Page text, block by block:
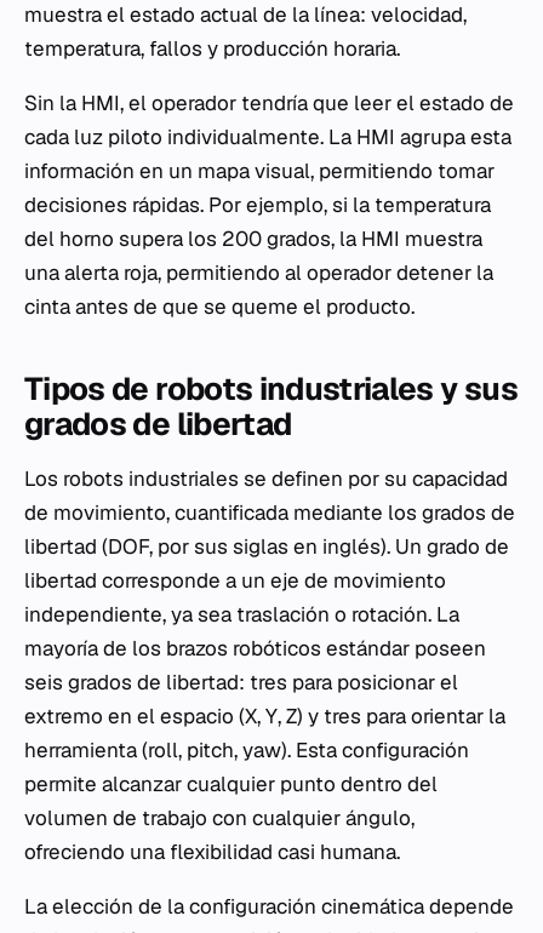
muestra el estado actual de la línea: velocidad,
temperatura, fallos y producción horaria.
Sin la HMI, el operador tendría que leer el estado de
cada luz piloto individualmente. La HMI agrupa esta
información en un mapa visual, permitiendo tomar
decisiones rápidas. Por ejemplo, si la temperatura
del horno supera los 200 grados, la HMI muestra
una alerta roja, permitiendo al operador detener la
cinta antes de que se queme el producto.
Tipos de robots industriales y sus
grados de libertad
Los robots industriales se definen por su capacidad
de movimiento, cuantificada mediante los grados de
libertad (DOF, por sus siglas en inglés). Un grado de
libertad corresponde a un eje de movimiento
independiente, ya sea traslación o rotación. La
mayoría de los brazos robóticos estándar poseen
seis grados de libertad: tres para posicionar el
extremo en el espacio (X, Y, Z) y tres para orientar la
herramienta (roll, pitch, yaw). Esta configuración
permite alcanzar cualquier punto dentro del
volumen de trabajo con cualquier ángulo,
ofreciendo una flexibilidad casi humana.
La elección de la configuración cinemática depende